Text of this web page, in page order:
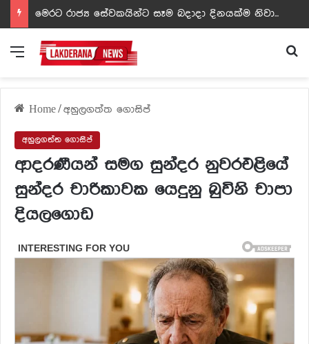
ඩඩ්ලිට දෙවෙනි නොවූ රත්න සහල් අධිපති..- PHOTOS
Menu
Home/අහුලගත්ත ගොසිප්
අහුලගත්ත ගොසිප්
ආදරණීයන් සමග සුන්දර නුවරඑළියේ
සුන්දර චාරිකාවක යෙදුනු බුවිනි චාපා
දියලගොඩ